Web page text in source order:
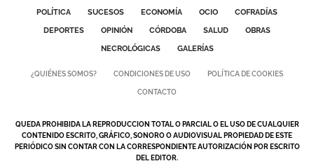
POLÍTICA SUCESOS ECONOMÍA OCIO
COFRADÍAS
DEPORTES
OPINIÓN CÓRDOBA SALUD
OBRAS
NECROLÓGICAS
GALERÍAS
¿QUIÉNES SOMOS? CONDICIONES DE USO POLÍTICA DE COOKIES
CONTACTO
QUEDA PROHIBIDA LA REPRODUCCION TOTAL O PARCIAL O EL USO DE CUALQUIER
CONTENIDO ESCRITO, GRÁFICO, SONORO O AUDIOVISUAL PROPIEDAD DE ESTE
PERIÓDICO SIN CONTAR CON LA CORRESPONDIENTE AUTORIZACIÓN POR ESCRITO
DEL EDITOR.